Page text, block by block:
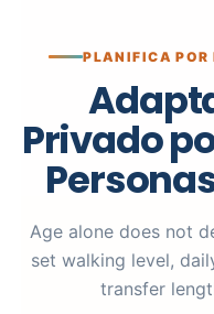
PLANIFICA POR
Privado
Age alone does not
set walking level,
transfer